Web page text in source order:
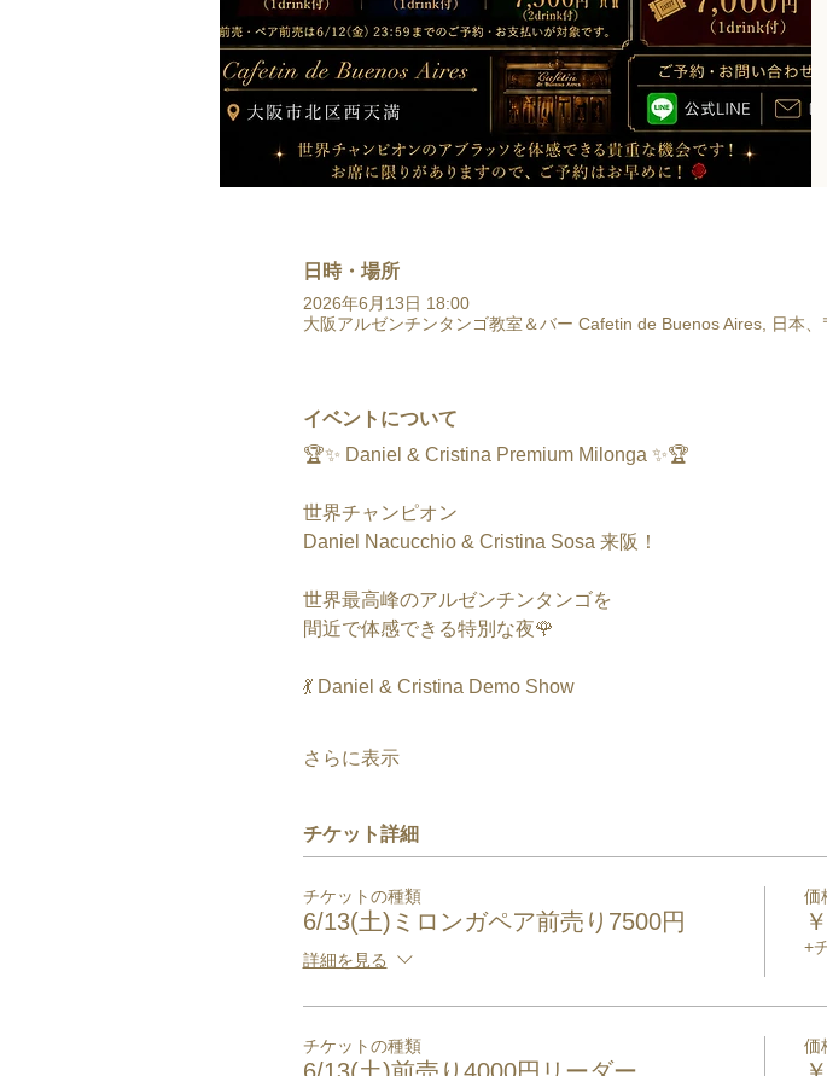
日時・場所
2026年6月13日 18:00
大阪アルゼンチンタンゴ教室＆バー Cafetin de Buenos Aires, 日本
イベントについて
🏆✨ Daniel & Cristina Premium Milonga ✨🏆
世界チャンピオン
Daniel Nacucchio & Cristina Sosa 来阪！
世界最高峰のアルゼンチンタンゴを
間近で体感できる特別な夜🌹
💃 Daniel & Cristina Demo Show
さらに表示
チケット詳細
チケットの種類
6/13(土)ミロンガペア前売り7500円
詳細を見る
価
+
チケットの種類 価